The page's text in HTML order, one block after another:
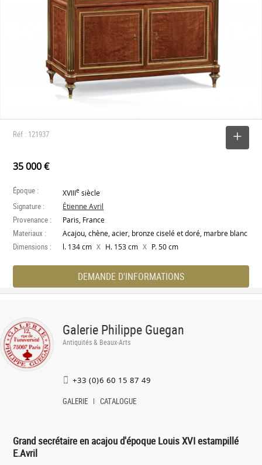
Réf : 121937
35 000 €
Époque : XVIIIe siècle
Signature : Étienne Avril
Provenance : Paris, France
Materiaux : Acajou, chène, acier, bronze ciselé et doré, marbre blanc
Dimensions : l. 134 cm X H. 153 cm X P. 50 cm
DEMANDE D'INFORMATIONS
Galerie Philippe Guegan
Antiquités & Beaux-Arts
+33 (0)6 60 15 87 49
GALERIE CATALOGUE
Grand secrétaire en acajou d'époque Louis XVI estampillé
E.Avril